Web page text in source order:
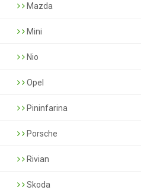
Mazda
Mini
Nio
Opel
Pininfarina
Porsche
Rivian
Skoda